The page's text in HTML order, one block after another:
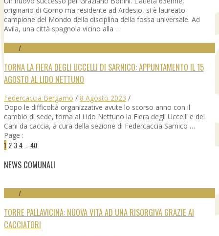
originario di Gorno ma residente ad Ardesio, si è laureato
campione del Mondo della disciplina della fossa universale. Ad
Avila, una città spagnola vicino alla …
/
TORNA LA FIERA DEGLI UCCELLI DI SARNICO: APPUNTAMENTO IL 15
AGOSTO AL LIDO NETTUNO
Federcaccia Bergamo / 8 Agosto 2023 /
Dopo le difficoltà organizzative avute lo scorso anno con il
cambio di sede, torna al Lido Nettuno la Fiera degli Uccelli e dei
Cani da caccia, a cura della sezione di Federcaccia Sarnico …
Page :
1 2 34 …40
NEWS COMUNALI
/
TORRE PALLAVICINA: NUOVA VITA AD UNA RISORGIVA GRAZIE AI
CACCIATORI